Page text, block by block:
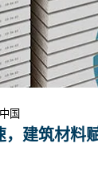
国
建筑材料